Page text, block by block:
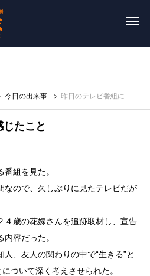
今日の出来事 昨日のテレビ番組に感じたこと
たこと
組を見た。
なので、久しぶりに見たテレビだが
４歳の花嫁さんを追跡取材し、宣告
容だった。
、友人の関わりの中で“生きる”と
ついて深く考えさせられた。